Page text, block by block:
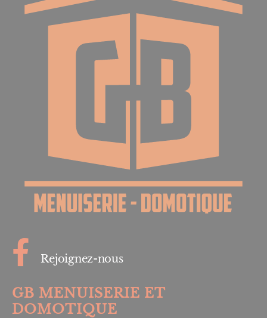
Rejoignez-nous
GB MENUISERIE ET
DOMOTIQUE